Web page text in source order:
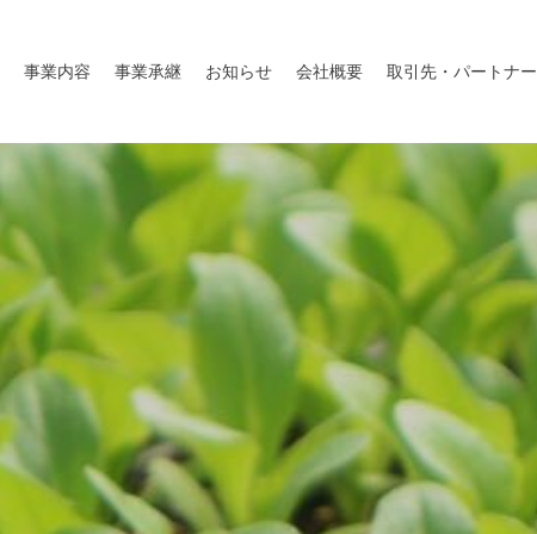
事業内容 事業承継 お知らせ 会社概要 取引先・パートナー